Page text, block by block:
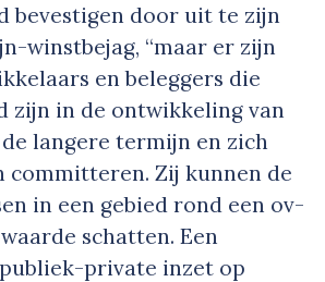
bevestigen door uit te zijn
winstbejag, “maar er zijn
en beleggers die
zijn in de ontwikkeling van
langere termijn en zich
committeren. Zij kunnen de
in een gebied rond een ov-
schatten. Een
private inzet op